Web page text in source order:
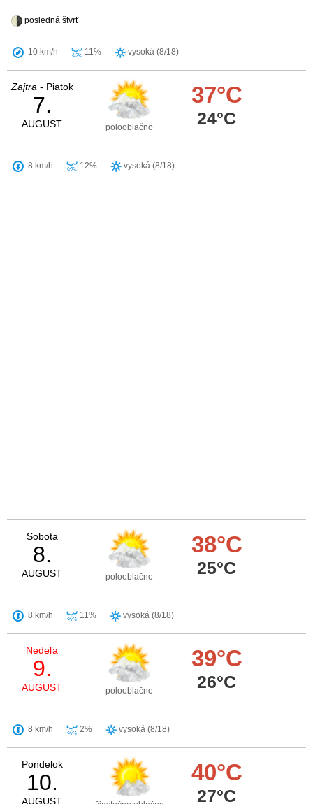
posledná štvrť
10 km/h 11% vysoká (8/18)
Zajtra - Piatok
7.
AUGUST polooblačno
37°C
24°C
8 km/h 12% vysoká (8/18)
Sobota
8.
AUGUST polooblačno
38°C
25°C
8 km/h 11% vysoká (8/18)
Nedeľa
9.
AUGUST polooblačno
39°C
26°C
8 km/h 2% vysoká (8/18)
Pondelok
10.
AUGUST
40°C
27°C